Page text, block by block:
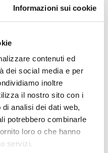
Informazioni sui cookie
contenuti ed
dei social media e per
inoltre
il nostro sito con i
analisi dei dati web,
potrebbero combinarle
loro o che hanno
servizi.